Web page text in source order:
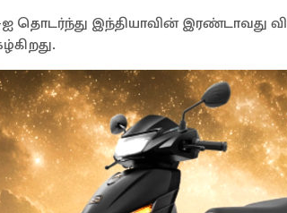
ஐ தொடர்ந்து இந்தியாவின் இரண்டாவது